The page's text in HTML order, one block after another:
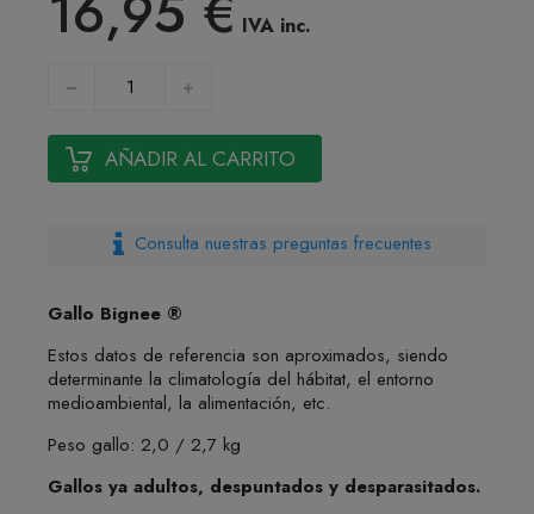
IVA inc.
AÑADIR AL CARRITO
Consulta nuestras preguntas frecuentes
Gallo Bignee ®
Estos datos de referencia son aproximados, siendo
determinante la climatología del hábitat, el entorno
medioambiental, la alimentación, etc.
Peso gallo: 2,0 / 2,7 kg
Gallos ya adultos, despuntados y desparasitados.